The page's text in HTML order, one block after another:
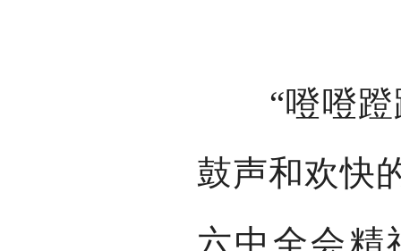
“噔噔蹬
鼓声和欢快
六中全会精